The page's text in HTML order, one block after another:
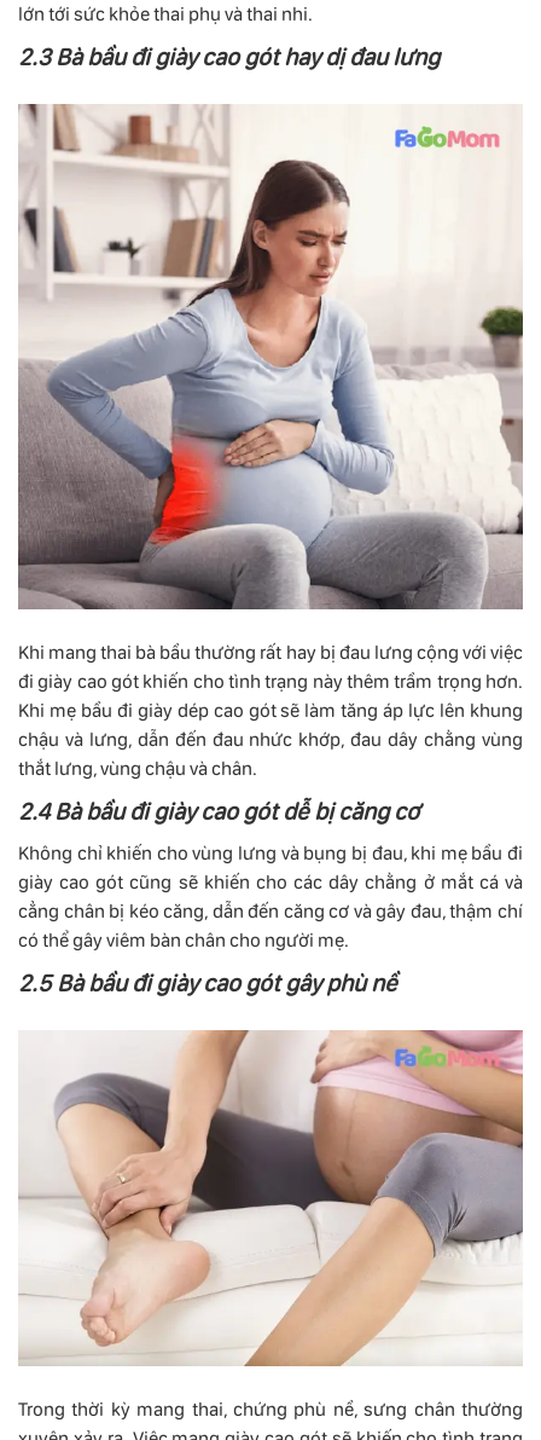
lớn tới sức khỏe thai phụ và thai nhi.
2.3 Bà bầu đi giày cao gót hay dị đau lưng
Khi mang thai bà bầu thường rất hay bị đau lưng cộng với việc
đi giày cao gót khiến cho tình trạng này thêm trầm trọng hơn.
Khi mẹ bầu đi giày dép cao gót sẽ làm tăng áp lực lên khung
chậu và lưng, dẫn đến đau nhức khớp, đau dây chằng vùng
thắt lưng, vùng chậu và chân.
2.4 Bà bầu đi giày cao gót dễ bị căng cơ
Không chỉ khiến cho vùng lưng và bụng bị đau, khi mẹ bầu đi
giày cao gót cũng sẽ khiến cho các dây chằng ở mắt cá và
cẳng chân bị kéo căng, dẫn đến căng cơ và gây đau, thậm chí
có thể gây viêm bàn chân cho người mẹ.
2.5 Bà bầu đi giày cao gót gây phù nề
Trong thời kỳ mang thai, chứng phù nề, sưng chân thường